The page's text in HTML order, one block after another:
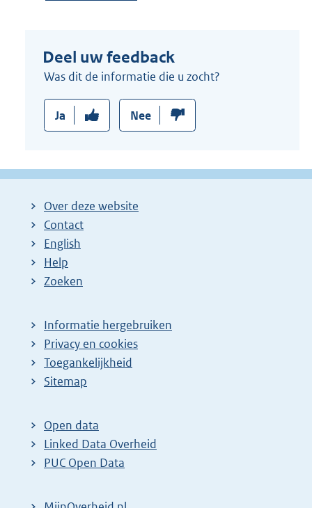
Deel uw feedback
Was dit de informatie die u zocht?
Ja Nee
Over deze website
Contact
English
Help
Zoeken
Informatie hergebruiken
Privacy en cookies
Toegankelijkheid
Sitemap
Open data
Linked Data Overheid
PUC Open Data